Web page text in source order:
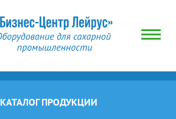
КАТАЛОГ ПРОДУКЦИИ